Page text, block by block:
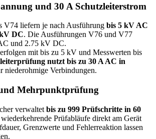
und 30 A Schutzleiterstrom
V74 liefern je nach Ausführung bis 5 kV AC
DC. Die Ausführungen V76 und V77
und 2.75 kV DC.
mit bis zu 5 kV und Messwerten bis
nutzt bis zu 30 A AC in
niederohmige Verbindungen.
Mehrpunktprüfung
verwaltet bis zu 999 Prüfschritte in 60
Prüfabläufe direkt am Gerät
Grenzwerte und Fehlerreaktion lassen